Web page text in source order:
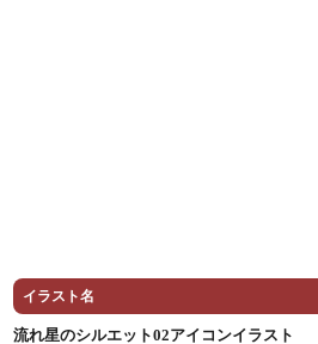
イラスト名
流れ星のシルエット02アイコンイラスト